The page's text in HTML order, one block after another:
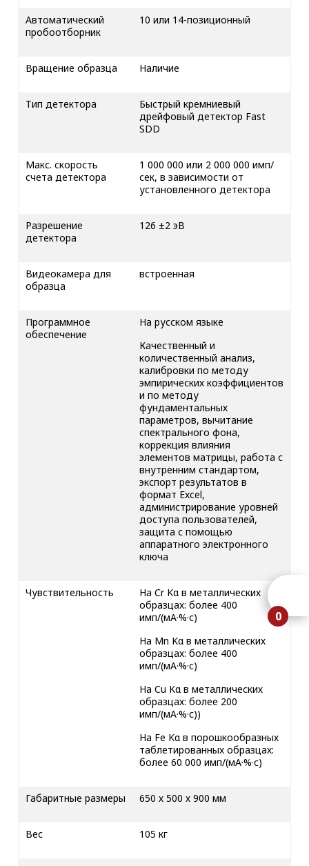
Автоматический
пробоотборник
10 или 14-позиционный
Вращение образца Наличие
Тип детектора
Быстрый кремниевый
дрейфовый детектор Fast
SDD
Макс. скорость
счета детектора
1 000 000 или 2 000 000 имп/
сек, в зависимости от
установленного детектора
Разрешение
детектора
126 ±2 эВ
Видеокамера для
образца
встроенная
Программное
обеспечение
На русском языке
Качественный и
количественный анализ,
калибровки по методу
эмпирических коэффициентов
и по методу
фундаментальных
параметров, вычитание
спектрального фона,
коррекция влияния
элементов матрицы, работа с
внутренним стандартом,
экспорт результатов в
формат Excel,
администрирование уровней
доступа пользователей,
защита с помощью
аппаратного электронного
ключа
Чувствительность
На Сr Kα в металлических
образцах: более 400
имп/(мА·%·c)
На Mn Kα в металлических
образцах: более 400
имп/(мА·%·c)
На Cu Kα в металлических
образцах: более 200
имп/(мА·%·c))
На Fe Kα в порошкообразных
таблетированных образцах:
более 60 000 имп/(мА·%·c)
Габаритные размеры 650 х 500 х 900 мм
Вес 105 кг
0